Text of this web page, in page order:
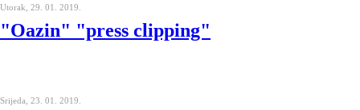
Utorak, 29. 01. 2019.
"Oazin" "press clipping"
Srijeda, 23. 01. 2019.